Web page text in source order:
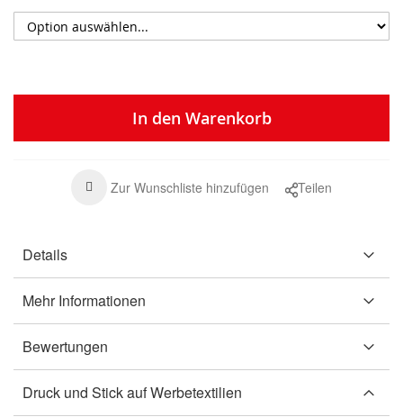
In den Warenkorb
Zur Wunschliste hinzufügen Teilen
Details
Mehr Informationen
Bewertungen
Druck und Stick auf Werbetextilien